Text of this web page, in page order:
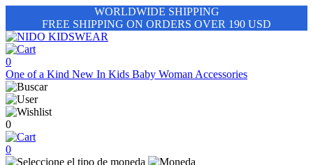
WORLDWIDE SHIPPING
FREE SHIPPING ON ORDERS OVER 190 USD
0
One of a Kind New In Kids Baby Woman Accessories
0
0